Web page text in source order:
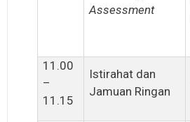
Assessment
11.00
–
11.15
Istirahat dan
Jamuan Ringan